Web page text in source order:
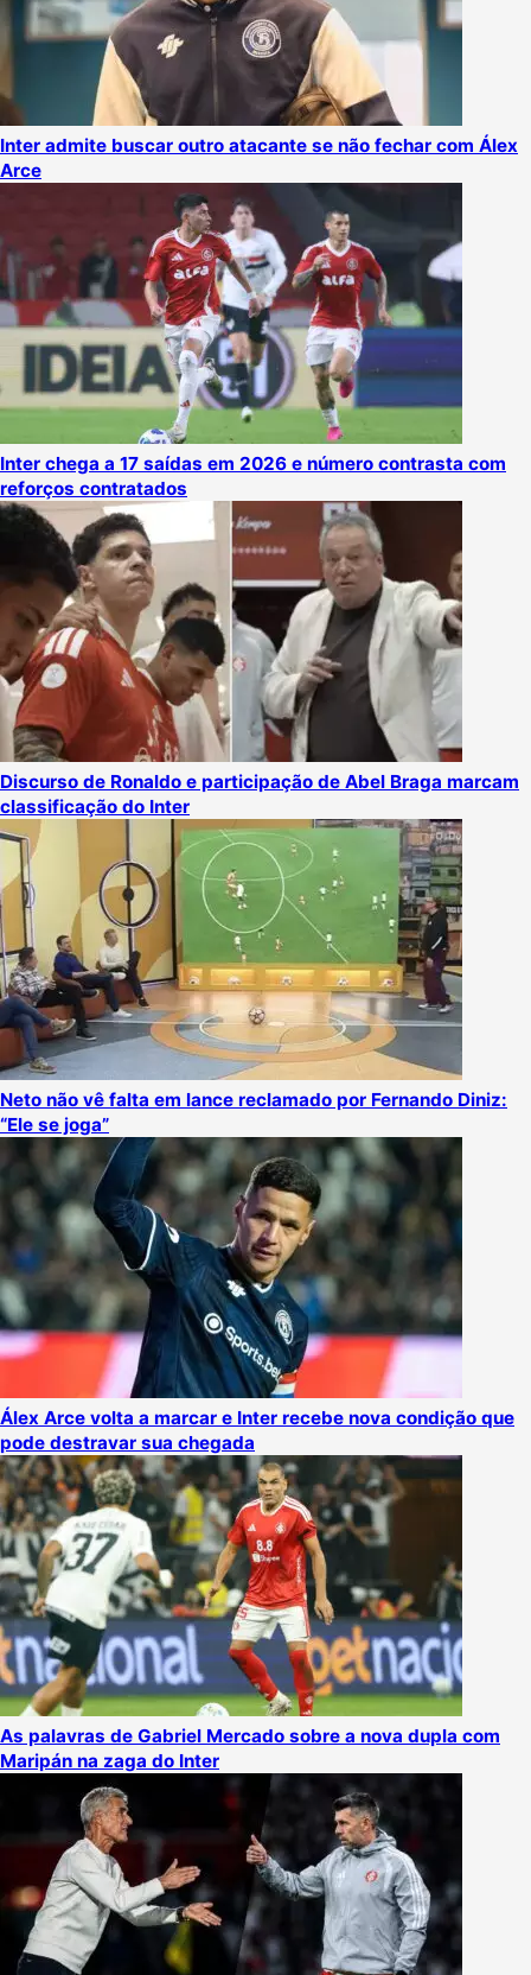
Inter admite buscar outro atacante se não fechar com Álex
Arce
Inter chega a 17 saídas em 2026 e número contrasta com
reforços contratados
Discurso de Ronaldo e participação de Abel Braga marcam
classificação do Inter
Neto não vê falta em lance reclamado por Fernando Diniz:
“Ele se joga”
Álex Arce volta a marcar e Inter recebe nova condição que
pode destravar sua chegada
As palavras de Gabriel Mercado sobre a nova dupla com
Maripán na zaga do Inter